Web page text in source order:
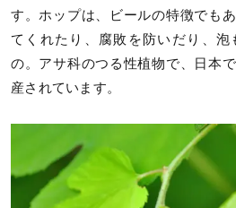
す。ホップは、ビールの特徴でも
てくれたり、腐敗を防いだり、泡
の。アサ科のつる性植物で、日本
産されています。